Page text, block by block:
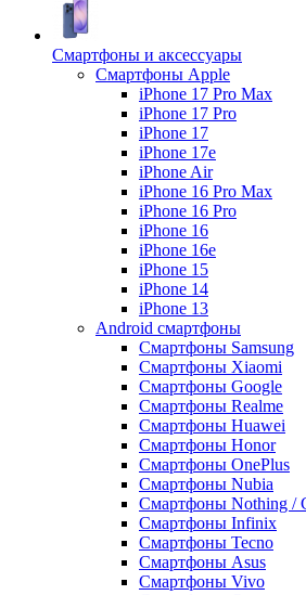
Смартфоны и аксессуары
Смартфоны Apple
iPhone 17 Pro Max
iPhone 17 Pro
iPhone 17
iPhone 17e
iPhone Air
iPhone 16 Pro Max
iPhone 16 Pro
iPhone 16
iPhone 16e
iPhone 15
iPhone 14
iPhone 13
Android cмартфоны
Смартфоны Samsung
Смартфоны Xiaomi
Смартфоны Google
Смартфоны Realme
Смартфоны Huawei
Смартфоны Honor
Смартфоны OnePlus
Смартфоны Nubia
Смартфоны Nothing /
Смартфоны Infinix
Смартфоны Tecno
Смартфоны Asus
Смартфоны Vivo